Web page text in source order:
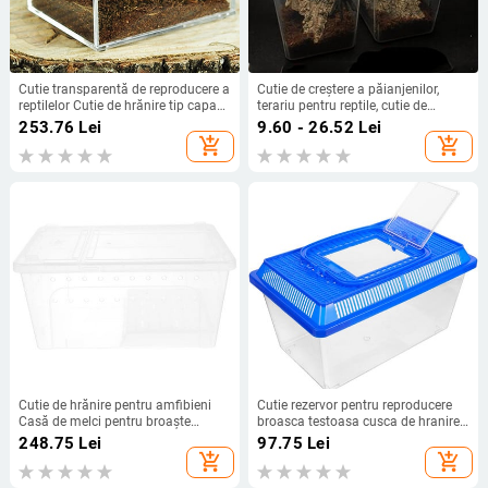
Cutie transparentă de reproducere a
reptilelor Cutie de hrănire tip capac
glisant acrilic
253.76 Lei
add_shopping_cart
Cutie de creștere a păianjenilor,
terariu pentru reptile, cutie de
creștere a animalelor cu sânge rece,
cutie de copt pentru șopârle din
acril, incubator transparent pentru
9.60 - 26.52 Lei
add_shopping_cart
Cutie de hrănire pentru amfibieni
Casă de melci pentru broaște
țestoase de apă Carcasă din acril
Terasă Terarium Reptile
248.75 Lei
add_shopping_cart
Cutie rezervor pentru reproducere
broasca testoasa cusca de hranire
transport din plastic habitat
soparla gecko broasca testoasa
terariu capac acvariu container
97.75 Lei
add_shopping_cart